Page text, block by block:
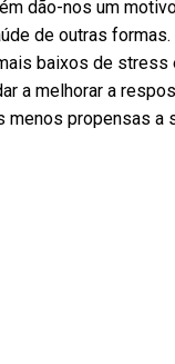
dão-nos um
de outras
baixos de stress
a melhorar a
menos propensas a